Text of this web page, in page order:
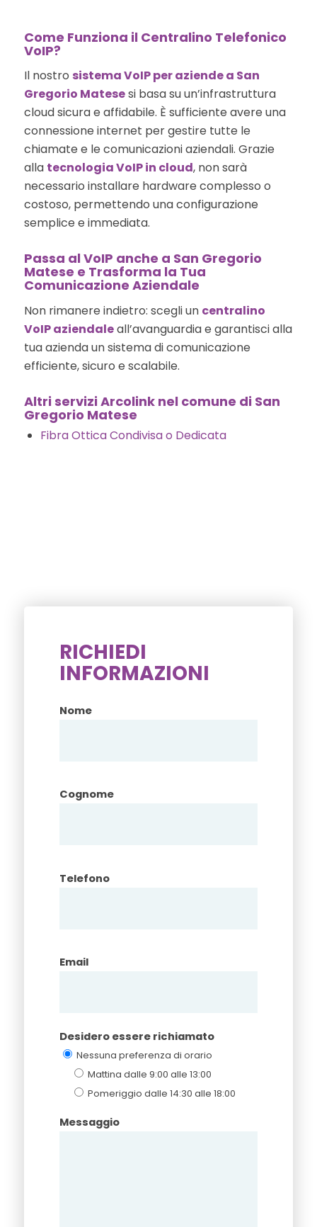
Come Funziona il Centralino Telefonico
VoIP?
Il nostro sistema VoIP per aziende a San
Gregorio Matesesi basa su un’infrastruttura
cloud sicura e affidabile. È sufficiente avere una
connessione internet per gestire tutte le
chiamate e le comunicazioni aziendali. Grazie
alla tecnologia VoIP in cloud, non sarà
necessario installare hardware complesso o
costoso, permettendo una configurazione
semplice e immediata.
Passa al VoIP anche a San Gregorio
Matese e Trasforma la Tua
Comunicazione Aziendale
Non rimanere indietro: scegli un centralino
VoIP aziendaleall’avanguardia e garantisci alla
tua azienda un sistema di comunicazione
efficiente, sicuro e scalabile.
Altri servizi Arcolink nel comune di San
Gregorio Matese
Fibra Ottica Condivisa o Dedicata
RICHIEDI
INFORMAZIONI
Nome
Cognome
Telefono
Email
Desidero essere richiamato
Nessuna preferenza di orario
Mattina dalle 9:00 alle 13:00
Pomeriggio dalle 14:30 alle 18:00
Messaggio